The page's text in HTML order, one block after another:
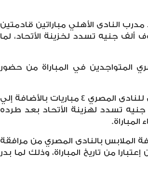
مدرب النادى الأهلي مباراتين قادمتين
ألف جنيه تسدد لخزينة الأتحاد، لما
المتواجدين في المباراة من حضور
4 – إيقاف علي ماهر المدير الفني للنادى المصري 4 مباريات بالأضافة إلي
تسدد لهزينة الأتحاد بعد طرده
الملابس بالنادى المصري من مرافقة
من تاريخ المباراة، وذلك لما بدر